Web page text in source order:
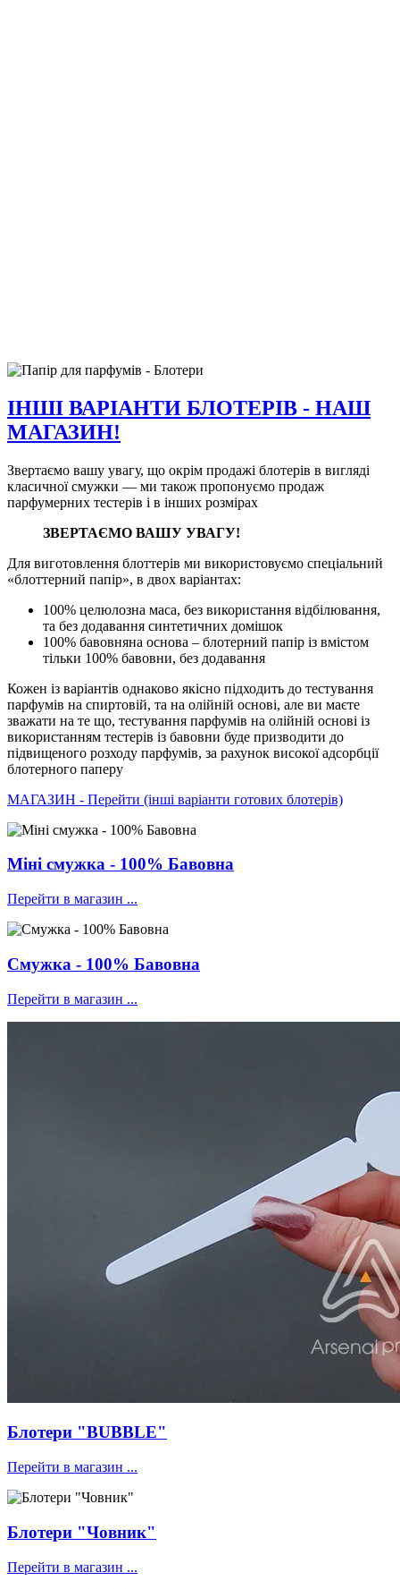
ІНШІ ВАРІАНТИ БЛОТЕРІВ - НАШ
МАГАЗИН!
Звертаємо вашу увагу, що окрім продажі блотерів в вигляді
класичної смужки ­­— ми також пропонуємо продаж
парфумерних тестерів і в інших розмірах
ЗВЕРТАЄМО ВАШУ УВАГУ!
Для виготовлення блоттерів ми використовуємо спеціальний
«блоттерний папір», в двох варіантах:
100% целюлозна маса, без використання відбілювання,
та без додавання синтетичних домішок
100% бавовняна основа – блотерний папір із вмістом
тільки 100% бавовни, без додавання
Кожен із варіантів однаково якісно підходить до тестування
парфумів на спиртовій, та на олійній основі, але ви маєте
зважати на те що, тестування парфумів на олійній основі із
використанням тестерів із бавовни буде призводити до
підвищеного розходу парфумів, за рахунок високої адсорбції
блотерного паперу
МАГАЗИН - Перейти (інші варіанти готових блотерів)
Міні смужка - 100% Бавовна
Перейти в магазин ...
Смужка - 100% Бавовна
Перейти в магазин ...
Блотери "BUBBLE"
Перейти в магазин ...
Блотери "Човник"
Перейти в магазин ...